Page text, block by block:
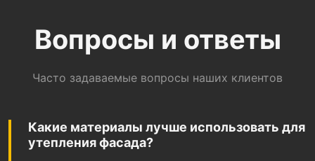
Вопросы и ответы
Часто задаваемые вопросы наших клиентов
Какие материалы лучше использовать для
утепления фасада?